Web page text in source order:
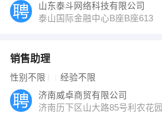
山东泰斗网络科技有限公司
泰山国际金融中心B座B座613
销售助理
性别不限 经验不限
济南威卓商贸有限公司
济南历下区山大路85号利农花园